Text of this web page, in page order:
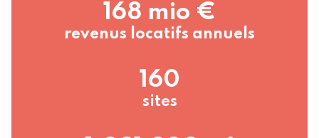
168 mio €
revenus locatifs annuels
160
sites